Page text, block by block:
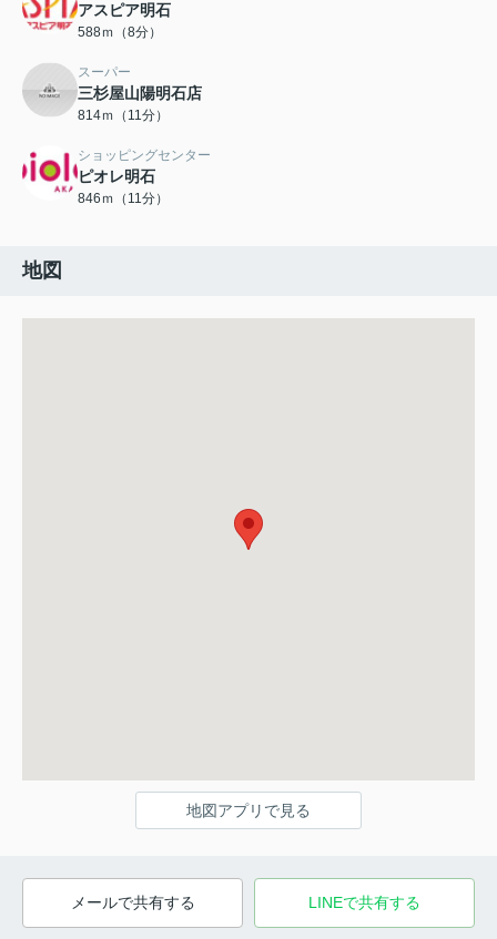
アスピア明石
588ｍ（8分）
スーパー
三杉屋山陽明石店
814ｍ（11分）
ショッピングセンター
ピオレ明石
846ｍ（11分）
地図
地図アプリで見る
メールで共有する LINEで共有する